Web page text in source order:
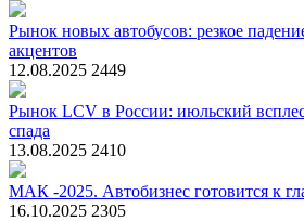
Рынок новых автобусов: резкое
акцентов
12.08.2025 2449
Рынок LCV в России: июльский
спада
13.08.2025 2410
МАК -2025. Автобизнес готовится к
16.10.2025 2305